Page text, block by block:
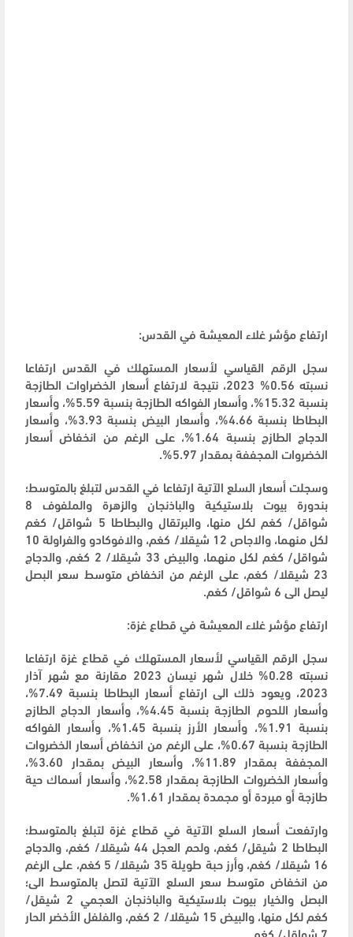
ارتفاع مؤشر غلاء المعيشة في القدس:
سجل الرقم القياسي لأسعار المستهلك في القدس ارتفاعا
نسبته 0.56% 2023، نتيجة لارتفاع أسعار الخضراوات الطازجة
بنسبة 15.32%، وأسعار الفواكه الطازجة بنسبة 5.59%، وأسعار
البطاطا بنسبة 4.66%، وأسعار البيض بنسبة 3.93%، وأسعار
الدجاج الطازج بنسبة 1.64%، على الرغم من انخفاض أسعار
الخضروات المجففة بمقدار 5.97%.
وسجلت أسعار السلع الآتية ارتفاعا في القدس لتبلغ بالمتوسط؛
بندورة بيوت بلاستيكية والباذنجان والزهرة والملفوف 8
شواقل/ كغم لكل منها، والبرتقال والبطاطا 5 شواقل/ كغم
لكل منهما، والاجاص 12 شيقلا/ كغم، والافوكادو والفراولة 10
شواقل/ كغم لكل منهما، والبيض 33 شيقلا/ 2 كغم، والدجاج
23 شيقلا/ كغم، على الرغم من انخفاض متوسط سعر البصل
ليصل الى 6 شواقل/ كغم.
ارتفاع مؤشر غلاء المعيشة في قطاع غزة:
سجل الرقم القياسي لأسعار المستهلك في قطاع غزة ارتفاعا
نسبته 0.28% خلال شهر نيسان 2023 مقارنة مع شهر آذار
2023، ويعود ذلك الى ارتفاع أسعار البطاطا بنسبة 7.49%،
وأسعار اللحوم الطازجة بنسبة 4.45%، وأسعار الدجاج الطازج
بنسبة 1.91%، وأسعار الأرز بنسبة 1.45%، وأسعار الفواكه
الطازجة بنسبة 0.67%، على الرغم من انخفاض أسعار الخضروات
المجففة بمقدار 11.89%، وأسعار البيض بمقدار 3.60%،
وأسعار الخضروات الطازجة بمقدار 2.58%، وأسعار أسماك حية
طازجة أو مبردة أو مجمدة بمقدار 1.61%.
وارتفعت أسعار السلع الآتية في قطاع غزة لتبلغ بالمتوسط؛
البطاطا 2 شيقل/ كغم، ولحم العجل 44 شيقلا/ كغم، والدجاج
16 شيقلا/ كغم، وأرز حبة طويلة 35 شيقلا/ 5 كغم، على الرغم
من انخفاض متوسط سعر السلع الآتية لتصل بالمتوسط الى؛
البصل والخيار بيوت بلاستيكية والباذنجان العجمي 2 شيقل/
كغم لكل منها، والبيض 15 شيقلا/ 2 كغم، والفلفل الأخضر الحار
7 شواقل/ كغم.